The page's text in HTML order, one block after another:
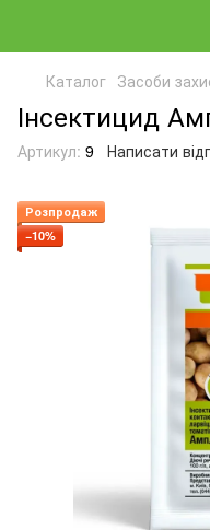
Каталог Засоби
Інсектицид
Артикул: 9 Написати
Розпродаж
−10%